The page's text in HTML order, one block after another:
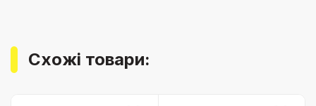
Схожі товари: